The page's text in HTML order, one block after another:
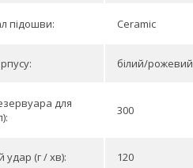
підошви: Ceramic
білий/рожевий
для
300
удар (г / хв): 120